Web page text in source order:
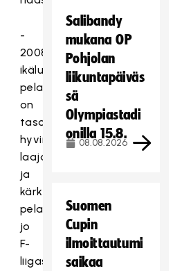
-
2008-
ikäluokan
pelaajisto
on
tasoltaan
hyvin
laaja
ja
kärkiyksilöitä
pelaa
jo
F-
liigassa.
Salibandy
mukana OP
Pohjolan
liikuntapäiväs
sä
Olympiastadi
onilla 15.8.
08.08.2026
Suomen
Cupin
ilmoittautumi
saikaa